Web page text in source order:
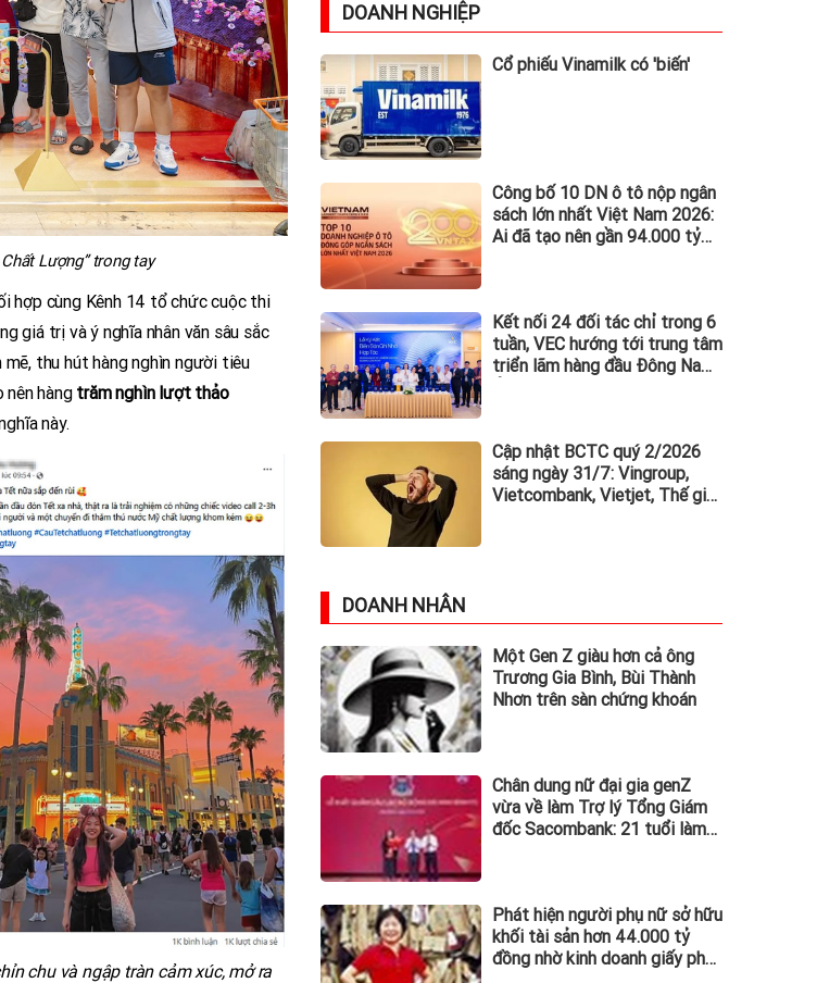
Lượng” trong tay
hợp cùng Kênh 14 tổ chức cuộc thi
giá trị và ý nghĩa nhân văn sâu sắc
thu hút hàng nghìn người tiêu
nên hàng trăm nghìn lượt thảo
này.
chu và ngập tràn cảm xúc, mở ra
DOANH NGHIỆP
Cổ phiếu Vinamilk có 'biến'
Công bố 10 DN ô tô nộp ngân
sách lớn nhất Việt Nam 2026:
Ai đã tạo nên gần 94.000 tỷ
Kết nối 24 đối tác chỉ trong 6
tuần, VEC hướng tới trung tâm
triển lãm hàng đầu Đông Nam
Cập nhật BCTC quý 2/2026
sáng ngày 31/7: Vingroup,
Vietcombank, Vietjet, Thế giới
DOANH NHÂN
Một Gen Z giàu hơn cả ông
Trương Gia Bình, Bùi Thành
Nhơn trên sàn chứng khoán
Chân dung nữ đại gia genZ
vừa về làm Trợ lý Tổng Giám
đốc Sacombank: 21 tuổi làm
Phát hiện người phụ nữ sở hữu
khối tài sản hơn 44.000 tỷ
đồng nhờ kinh doanh giấy phế